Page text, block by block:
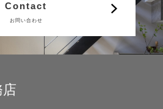
Contact
お問い合わせ